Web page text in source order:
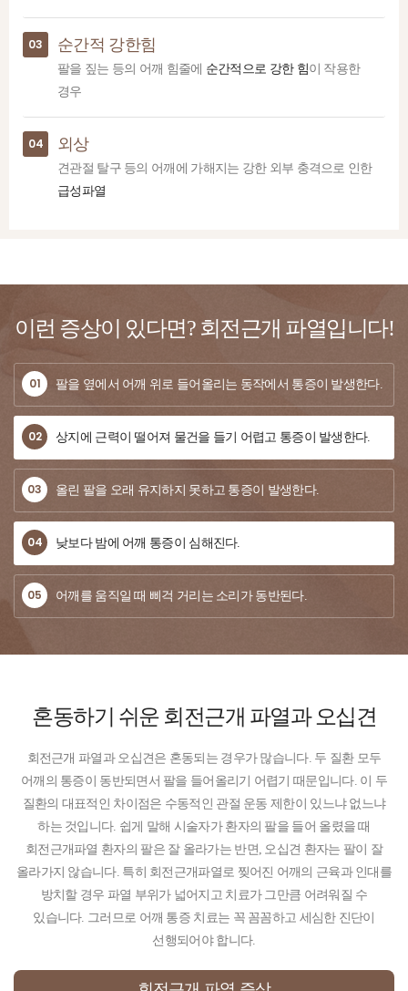
03 순간적 강한힘
팔을 짚는 등의 어깨 힘줄에 순간적으로 강한 힘이 작용한
경우
04 외상
견관절 탈구 등의 어깨에 가해지는 강한 외부 충격으로 인한
급성파열
이런 증상이 있다면? 회전근개 파열입니다!
01 팔을 옆에서 어깨 위로 들어올리는 동작에서 통증이 발생한다.
02 상지에 근력이 떨어져 물건을 들기 어렵고 통증이 발생한다.
03 올린 팔을 오래 유지하지 못하고 통증이 발생한다.
04 낮보다 밤에 어깨 통증이 심해진다.
05 어깨를 움직일 때 삐걱 거리는 소리가 동반된다.
혼동하기 쉬운 회전근개 파열과 오십견
회전근개 파열과 오십견은 혼동되는 경우가 많습니다. 두 질환 모두
어깨의 통증이 동반되면서 팔을 들어올리기 어렵기 때문입니다. 이 두
질환의 대표적인 차이점은 수동적인 관절 운동 제한이 있느냐 없느냐
하는 것입니다. 쉽게 말해 시술자가 환자의 팔을 들어 올렸을 때
회전근개파열 환자의 팔은 잘 올라가는 반면, 오십견 환자는 팔이 잘
올라가지 않습니다. 특히 회전근개파열로 찢어진 어깨의 근육과 인대를
방치할 경우 파열 부위가 넓어지고 치료가 그만큼 어려워질 수
있습니다. 그러므로 어깨 통증 치료는 꼭 꼼꼼하고 세심한 진단이
선행되어야 합니다.